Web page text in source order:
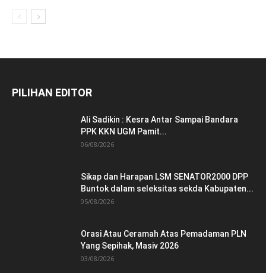
PILIHAN EDITOR
Ali Sadikin : Kesra Antar Sampai Bandara
PPK KKN UGM Pamit...
06/08/2026
Sikap dan Harapan LSM SENATOR2000 DPP
Buntok dalam seleksitas sekda Kabupaten...
05/08/2026
Orasi Atau Ceramah Atas Pemadaman PLN
Yang Sepihak, Masiv 2026
03/08/2026